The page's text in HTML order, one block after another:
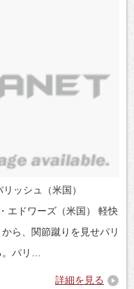
ッシュ（米国）
エドワーズ（米国） 軽快
ら、関節蹴りを見せパリ
パリ…
詳細を見る